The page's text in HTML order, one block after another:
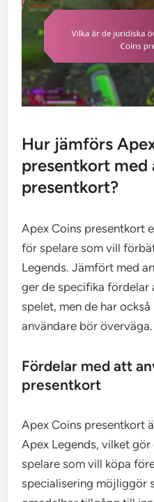
Hur jämförs
presentkort med
presentkort?
Apex Coins presentkort
för spelare som vill
Legends. Jämfört med
ger de specifika fördelar
spelet, men de har
användare bör överväga.
Fördelar med att
presentkort
Apex Coins presentkort
Apex Legends, vilket
spelare som vill köpa
specialisering möjliggör